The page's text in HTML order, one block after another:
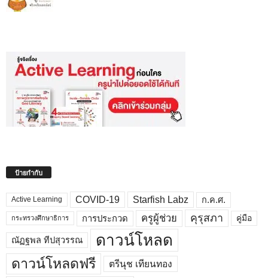
ป้ายกำกับ
Active Learning COVID-19 Starfish Labz ก.ค.ศ.
กระทรวงศึกษาธิการ การประกวด ครูผู้ช่วย คุรุสภา คู่มือ
ณัฏฐพล ทีปสุวรรณ ดาวน์โหลด
ดาวน์โหลดฟรี ตรีนุช เทียนทอง